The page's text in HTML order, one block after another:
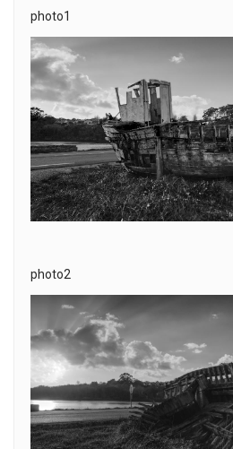
photo1
photo2